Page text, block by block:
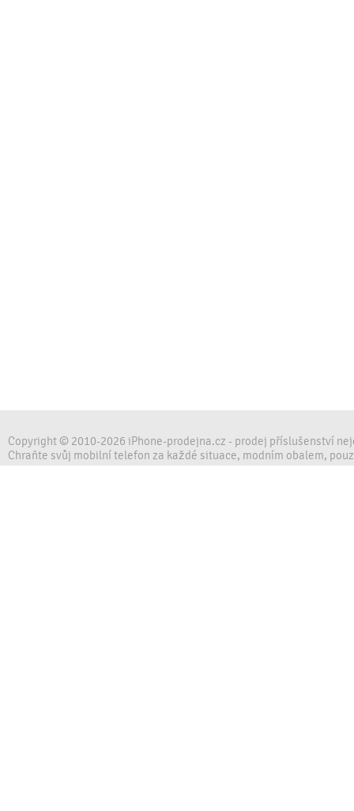
Copyright © 2010-2026 iPhone-prodejna.cz - prodej příslušenství
Chraňte svůj mobilní telefon za každé situace, modním obalem,